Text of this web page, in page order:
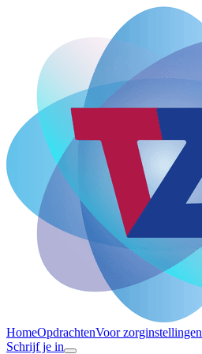
HomeOpdrachtenVoor zorginstellingen
Schrijf je in